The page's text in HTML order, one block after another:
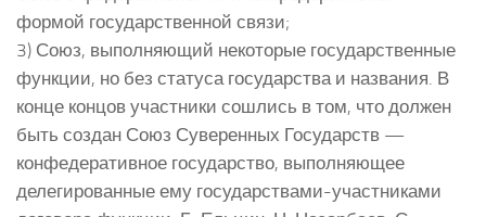
формой государственной связи;
3) Союз, выполняющий некоторые государственные
функции, но без статуса государства и названия. В
конце концов участники сошлись в том, что должен
быть создан Союз Суверенных Государств —
конфедеративное государство, выполняющее
делегированные ему государствами-участниками